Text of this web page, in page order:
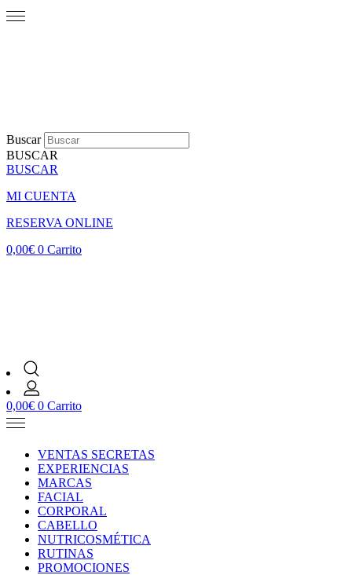
Buscar
BUSCAR
BUSCAR
MI CUENTA
RESERVA ONLINE
0,00€ 0 Carrito
0,00€ 0 Carrito
VENTAS SECRETAS
EXPERIENCIAS
MARCAS
FACIAL
CORPORAL
CABELLO
NUTRICOSMÉTICA
RUTINAS
PROMOCIONES